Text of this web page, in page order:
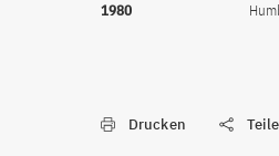
1980
Drucken